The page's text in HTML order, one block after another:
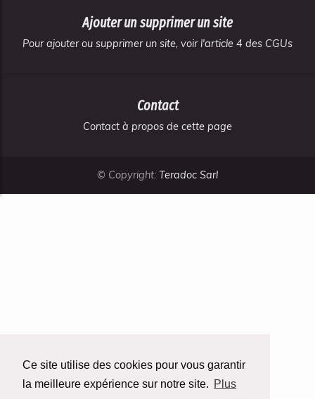
Ce site utilise des cookies pour vous garantir
la meilleure expérience sur notre site. Plus
Ajouter un supprimer un site
Pour ajouter ou supprimer un site, voir l'article 4 des CGUs
Contact
Contact à propos de cette page
© Copyright: Teradoc Sarl